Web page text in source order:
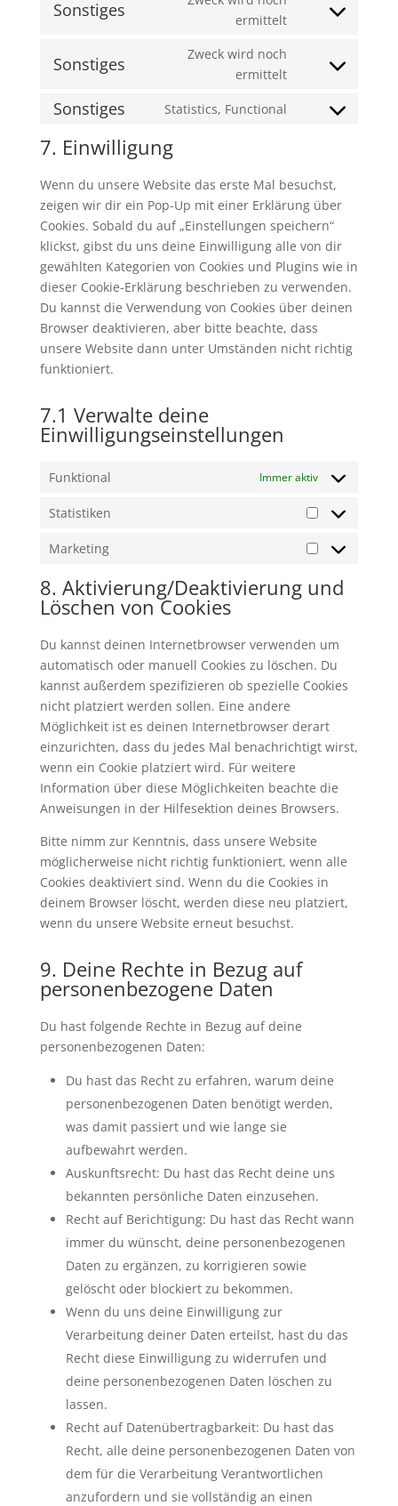
service
Sonstiges
ermittelt
Consent
service
Sonstiges
Zweck wird noch
ermittelt
Consent
service
Sonstiges Statistics, Functional
Consent
sonstiges
7. Einwilligung
Wenn du unsere Website das erste Mal besuchst,
zeigen wir dir ein Pop-Up mit einer Erklärung über
Cookies. Sobald du auf „Einstellungen speichern“
klickst, gibst du uns deine Einwilligung alle von dir
gewählten Kategorien von Cookies und Plugins wie in
dieser Cookie-Erklärung beschrieben zu verwenden.
Du kannst die Verwendung von Cookies über deinen
Browser deaktivieren, aber bitte beachte, dass
unsere Website dann unter Umständen nicht richtig
funktioniert.
7.1 Verwalte deine
Einwilligungseinstellungen
Funktional Immer aktiv
Statistiken
Statistiken
Marketing
Marketing
8. Aktivierung/Deaktivierung und
Löschen von Cookies
Du kannst deinen Internetbrowser verwenden um
automatisch oder manuell Cookies zu löschen. Du
kannst außerdem spezifizieren ob spezielle Cookies
nicht platziert werden sollen. Eine andere
Möglichkeit ist es deinen Internetbrowser derart
einzurichten, dass du jedes Mal benachrichtigt wirst,
wenn ein Cookie platziert wird. Für weitere
Information über diese Möglichkeiten beachte die
Anweisungen in der Hilfesektion deines Browsers.
Bitte nimm zur Kenntnis, dass unsere Website
möglicherweise nicht richtig funktioniert, wenn alle
Cookies deaktiviert sind. Wenn du die Cookies in
deinem Browser löscht, werden diese neu platziert,
wenn du unsere Website erneut besuchst.
9. Deine Rechte in Bezug auf
personenbezogene Daten
Du hast folgende Rechte in Bezug auf deine
personenbezogenen Daten:
Du hast das Recht zu erfahren, warum deine
personenbezogenen Daten benötigt werden,
was damit passiert und wie lange sie
aufbewahrt werden.
Auskunftsrecht: Du hast das Recht deine uns
bekannten persönliche Daten einzusehen.
Recht auf Berichtigung: Du hast das Recht wann
immer du wünscht, deine personenbezogenen
Daten zu ergänzen, zu korrigieren sowie
gelöscht oder blockiert zu bekommen.
Wenn du uns deine Einwilligung zur
Verarbeitung deiner Daten erteilst, hast du das
Recht diese Einwilligung zu widerrufen und
deine personenbezogenen Daten löschen zu
lassen.
Recht auf Datenübertragbarkeit: Du hast das
Recht, alle deine personenbezogenen Daten von
dem für die Verarbeitung Verantwortlichen
anzufordern und sie vollständig an einen